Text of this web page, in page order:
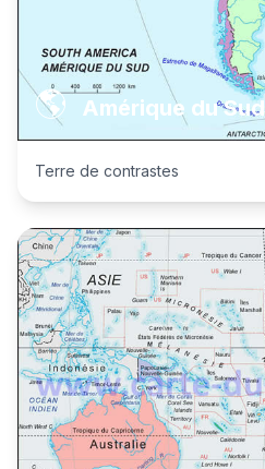
🌎 Amérique du Sud
Terre de contrastes